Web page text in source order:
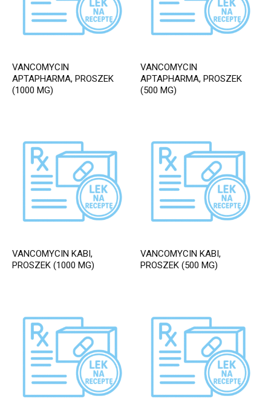
VANCOMYCIN
APTAPHARMA, PROSZEK
(1000 MG)
VANCOMYCIN
APTAPHARMA, PROSZEK
(500 MG)
VANCOMYCIN KABI,
PROSZEK (1000 MG)
VANCOMYCIN KABI,
PROSZEK (500 MG)